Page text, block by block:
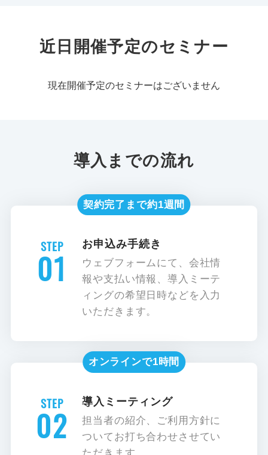
近日開催予定のセミナー
現在開催予定のセミナーはございません
導入までの流れ
契約完了まで約1週間
01
お申込み手続き
ウェブフォームにて、会社情
報や支払い情報、導入ミーテ
ィングの希望日時などを入力
いただきます。
オンラインで1時間
02
導入ミーティング
担当者の紹介、ご利用方針に
ついてお打ち合わせさせてい